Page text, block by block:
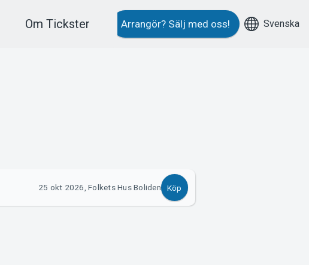
Om Tickster Arrangör? Sälj med oss! Svenska
25 okt 2026, Folkets Hus Boliden Köp